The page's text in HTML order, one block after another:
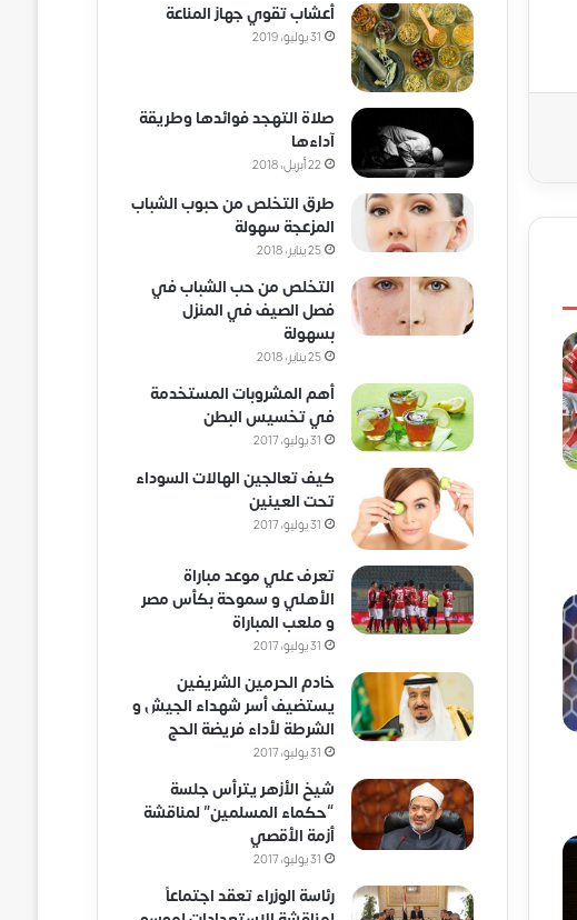
أعشاب تقوي جهاز المناعة
31 يوليو، 2019
صلاة التهجد فوائدها وطريقة
آداءها
22 أبريل، 2018
طرق التخلص من حبوب الشباب
المزعجة سهولة
25 يناير، 2018
التخلص من حب الشباب في
فصل الصيف في المنزل
بسهولة
25 يناير، 2018
أهم المشروبات المستخدمة
في تخسيس البطن
31 يوليو، 2017
كيف تعالجين الهالات السوداء
تحت العينين
31 يوليو، 2017
تعرف علي موعد مباراة
الأهلي و سموحة بكأس مصر
و ملعب المباراة
31 يوليو، 2017
خادم الحرمين الشريفين
يستضيف أسر شهداء الجيش و
الشرطة لأداء فريضة الحج
31 يوليو، 2017
شيخ الأزهر يترأس جلسة
“حكماء المسلمين” لمناقشة
أزمة الأقصي
31 يوليو، 2017
رئاسة الوزراء تعقد اجتماعاً